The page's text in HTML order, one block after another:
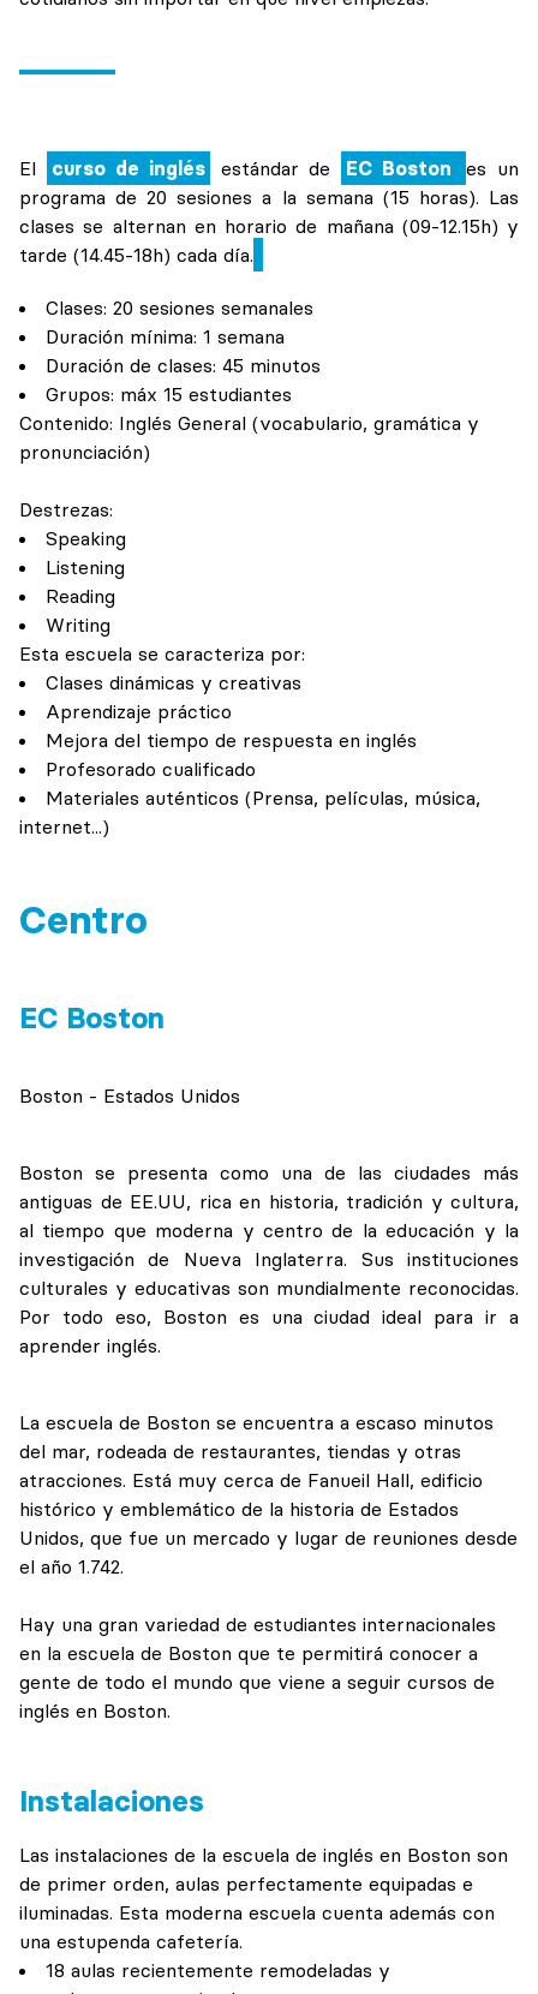
El curso de inglés estándar de EC Boston
es un
programa de 20 sesiones a la semana (15 horas). Las
clases se alternan en horario de mañana (09-12.15h) y
tarde (14.45-18h) cada día.
Clases: 20 sesiones semanales
Duración mínima: 1 semana
Duración de clases: 45 minutos
Grupos: máx 15 estudiantes
Contenido: Inglés General (vocabulario, gramática y
pronunciación)
Destrezas:
Speaking
Listening
Reading
Writing
Esta escuela se caracteriza por:
Clases dinámicas y creativas
Aprendizaje práctico
Mejora del tiempo de respuesta en inglés
Profesorado cualificado
Materiales auténticos (Prensa, películas, música,
internet...)
Centro
EC Boston
Boston - Estados Unidos
Boston se presenta como una de las ciudades más
antiguas de EE.UU, rica en historia, tradición y cultura,
al tiempo que moderna y centro de la educación y la
investigación de Nueva Inglaterra. Sus instituciones
culturales y educativas son mundialmente reconocidas.
Por todo eso, Boston es una ciudad ideal para ir a
aprender inglés.
La escuela de Boston se encuentra a escaso minutos
del mar, rodeada de restaurantes, tiendas y otras
atracciones. Está muy cerca de Fanueil Hall, edificio
histórico y emblemático de la historia de Estados
Unidos, que fue un mercado y lugar de reuniones desde
el año 1.742.
Hay una gran variedad de estudiantes internacionales
en la escuela de Boston que te permitirá conocer a
gente de todo el mundo que viene a seguir cursos de
inglés en Boston.
Instalaciones
Las instalaciones de la escuela de inglés en Boston son
de primer orden, aulas perfectamente equipadas e
iluminadas. Esta moderna escuela cuenta además con
una estupenda cafetería.
18 aulas recientemente remodeladas y